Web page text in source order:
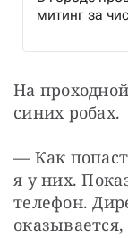
митинг за
На
синих робах.
— Как
я у них.
телефон.
оказывается,